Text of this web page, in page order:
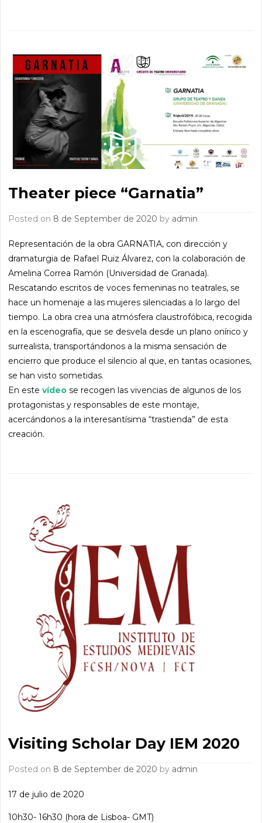
Theater piece “Garnatia”
Posted on 8 de September de 2020 by admin
Representación de la obra GARNATIA, con dirección y
dramaturgia de Rafael Ruiz Álvarez, con la colaboración de
Amelina Correa Ramón (Universidad de Granada).
Rescatando escritos de voces femeninas no teatrales, se
hace un homenaje a las mujeres silenciadas a lo largo del
tiempo. La obra crea una atmósfera claustrofóbica, recogida
en la escenografía, que se desvela desde un plano onírico y
surrealista, transportándonos a la misma sensación de
encierro que produce el silencio al que, en tantas ocasiones,
se han visto sometidas.
En estevídeose recogen las vivencias de algunos de los
protagonistas y responsables de este montaje,
acercándonos a la interesantísima “trastienda” de esta
creación.
Visiting Scholar Day IEM 2020
Posted on 8 de September de 2020 by admin
17 de julio de 2020
10h30- 16h30 (hora de Lisboa- GMT)